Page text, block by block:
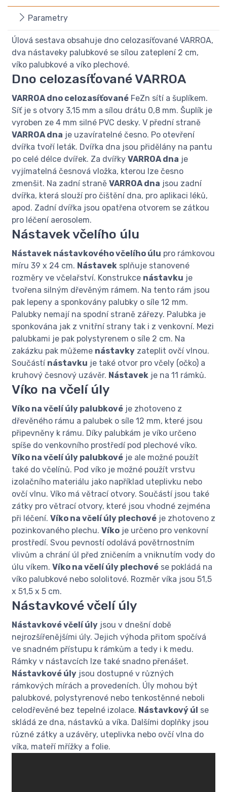
Parametry
Úlová sestava obsahuje dno celozasíťované VARROA,
dva nástaveky palubkové se sílou zateplení 2 cm,
víko palubkové a víko plechové.
Dno celozasíťované VARROA
VARROA dno celozasíťované FeZn sítí a šuplíkem.
Síť je s otvory 3,15 mm a sílou drátu 0,8 mm. Šuplík je
vyroben ze 4 mm silné PVC desky. V přední straně
VARROA dna je uzavíratelné česno. Po otevření
dvířka tvoří leták. Dvířka dna jsou přidělány na pantu
po celé délce dvířek. Za dvířky VARROA dna je
vyjímatelná česnová vložka, kterou lze česno
zmenšit. Na zadní straně VARROA dna jsou zadní
dvířka, která slouží pro čištění dna, pro aplikaci léků,
apod. Zadní dvířka jsou opatřena otvorem se zátkou
pro léčení aerosolem.
Nástavek včelího úlu
Nástavek nástavkového včelího úlu pro rámkovou
míru 39 x 24 cm. Nástavek splňuje stanovené
rozměry ve včelařství. Konstrukce nástavku je
tvořena silným dřevěným rámem. Na tento rám jsou
pak lepeny a sponkovány palubky o síle 12 mm.
Palubky nemají na spodní straně zářezy. Palubka je
sponkována jak z vnitřní strany tak i z venkovní. Mezi
palubkami je pak polystyrenem o síle 2 cm. Na
zakázku pak můžeme nástavky zateplit ovčí vlnou.
Součástí nástavku je také otvor pro včely (očko) a
kruhový česnový uzávěr. Nástavek je na 11 rámků.
Víko na včelí úly
Víko na včelí úly palubkové je zhotoveno z
dřevěného rámu a palubek o síle 12 mm, které jsou
připevněny k rámu. Díky palubkám je víko určeno
spíše do venkovního prostředí pod plechové víko.
Víko na včelí úly palubkové je ale možné použít
také do včelínů. Pod víko je možné použít vrstvu
izolačního materiálu jako například uteplivku nebo
ovčí vlnu. Víko má větrací otvory. Součástí jsou také
zátky pro větrací otvory, které jsou vhodné zejména
při léčení. Víko na včelí úly plechové je zhotoveno z
pozinkovaného plechu. Víko je určeno pro venkovní
prostředí. Svou pevností odolává povětrnostním
vlivům a chrání úl před zničením a vniknutím vody do
úlu víkem. Víko na včelí úly plechové se pokládá na
víko palubkové nebo sololitové. Rozměr víka jsou 51,5
x 51,5 x 5 cm.
Nástavkové včelí úly
Nástavkové včelí úly jsou v dnešní době
nejrozšířenějšími úly. Jejich výhoda přitom spočívá
ve snadném přístupu k rámkům a tedy i k medu.
Rámky v nástavcích lze také snadno přenášet.
Nástavkové úly jsou dostupné v různých
rámkových mírách a provedeních. Úly mohou být
palubkové, polystyrenové nebo tenkostěnné neboli
celodřevěné bez tepelné izolace. Nástavkový úl se
skládá ze dna, nástavků a víka. Dalšími doplňky jsou
různé zátky a uzávěry, uteplivka nebo ovčí vlna do
víka, mateří mřížky a folie.